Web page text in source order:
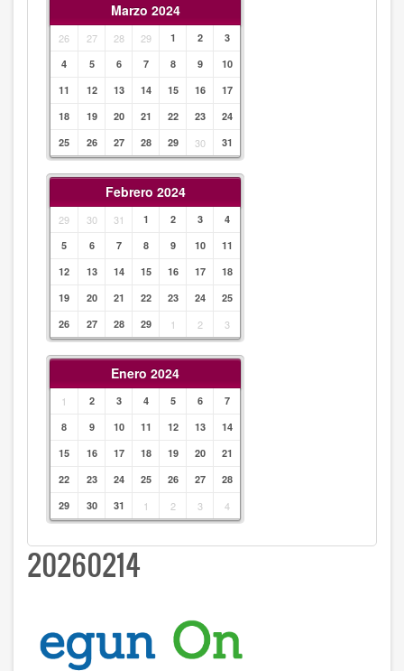
Marzo 2024
26 27 28 29 1 2
3
4
5 6 7 8 9
10
11
12 13 14 15 16
17
18
19 20 21 22 23
24
25
26 27 28 29 30 31
Febrero 2024
29 30 31 1 2 3
4
5
6 7 8 9 10
11
12
13 14 15 16 17
18
19
20 21 22 23 24
25
26
27 28 29 1 2 3
Enero 2024
1 2 3 4 5 6
7
8
9 10 11 12 13
14
15
16 17 18 19 20
21
22
23 24 25 26 27
28
29
30 31 1 2 3 4
20260214